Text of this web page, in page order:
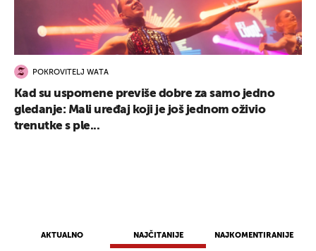
AKTUALNO NAJČITANIJE NAJKOMENTIRANIJE
POKROVITELJ WATA
Kad su uspomene previše dobre za samo jedno
gledanje: Mali uređaj koji je još jednom oživio
trenutke s ple...